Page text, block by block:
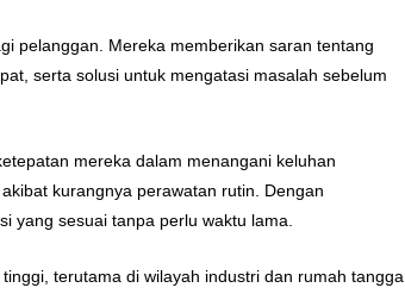
pelanggan. Mereka memberikan saran tentang
serta solusi untuk mengatasi masalah sebelum
mereka dalam menangani keluhan
kurangnya perawatan rutin. Dengan
yang sesuai tanpa perlu waktu lama.
terutama di wilayah industri dan rumah tangga